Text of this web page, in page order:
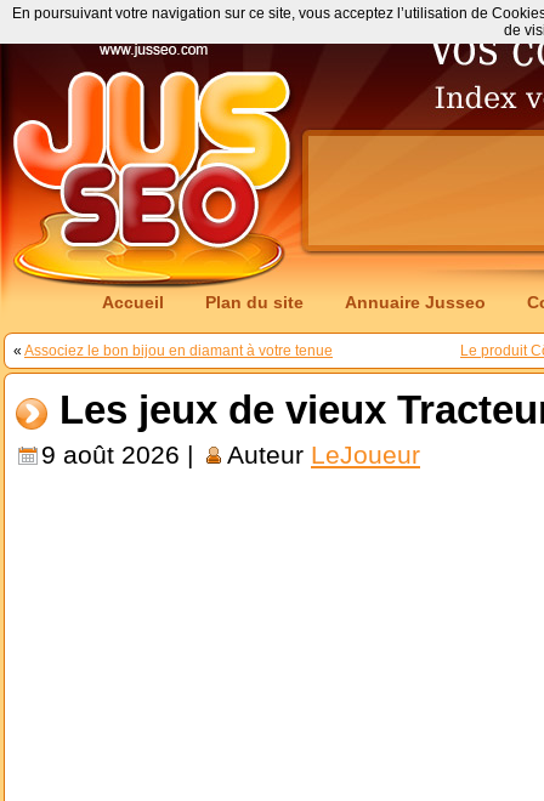
Accueil Plan du site Annuaire Jusseo
« Associez le bon bijou en diamant à votre tenue Le produit
Les jeux de vieux
9 août 2026 | Auteur LeJoueur
En poursuivant votre navigation sur ce site, vous acceptez l’utilisation de
de